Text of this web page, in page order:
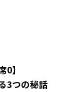
0】
3つの秘話